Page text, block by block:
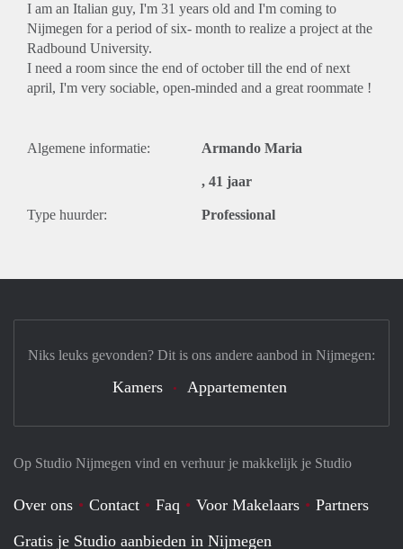
I am an Italian guy, I'm 31 years old and I'm coming to
Nijmegen for a period of six- month to realize a project at the
Radbound University.
I need a room since the end of october till the end of next
april, I'm very sociable, open-minded and a great roommate !
Algemene informatie: Armando Maria
, 41 jaar
Type huurder: Professional
Op Studio Nijmegen vind en verhuur je makkelijk je Studio
Over ons Contact Faq Voor Makelaars
Partners
Gratis je Studio aanbieden in Nijmegen
Niks leuks gevonden? Dit is ons andere aanbod in Nijmegen:
Kamers Appartementen